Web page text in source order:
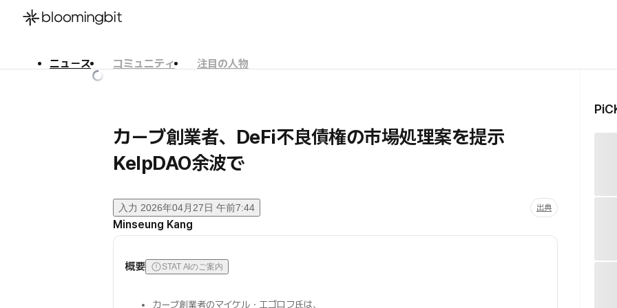
ニュース コミュニティ
注目の人物
カーブ創業者、DeFi不良債権の市場処理案を提示
KelpDAO余波で
入力 2026年04月27日 午前7:44 出典
Minseung Kang
概要 STAT AIのご案内
カーブ創業者のマイケル・エゴロフ氏は、